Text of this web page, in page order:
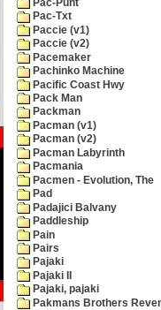
Pac-Punt
Pac-Txt
Paccie (v1)
Paccie (v2)
Pacemaker
Pachinko Machine
Pacific Coast Hwy
Pack Man
Packman
Pacman (v1)
Pacman (v2)
Pacman Labyrinth
Pacmania
Pacmen - Evolution, The
Pad
Padajici Balvany
Paddleship
Pain
Pairs
Pajaki
Pajaki II
Pajaki, pajaki
Pakmans Brothers